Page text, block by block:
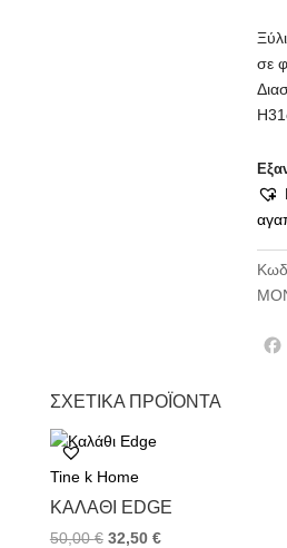
σε
ΣΧΕΤΙΚΆ ΠΡΟΪΌΝΤΑ
Tine k Home
ΚΑΛΆΘΙ EDGE
50,00€ 32,50 €